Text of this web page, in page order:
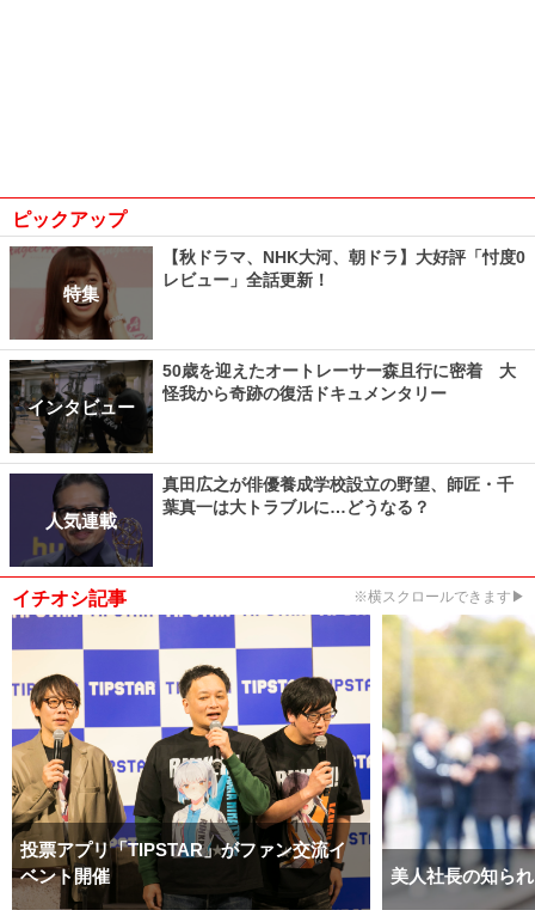
ピックアップ
特集
【秋ドラマ、NHK大河、朝ドラ】大好評「忖度0
レビュー」全話更新！
インタビュー
50歳を迎えたオートレーサー森且行に密着 大
怪我から奇跡の復活ドキュメンタリー
人気連載
真田広之が俳優養成学校設立の野望、師匠・千
葉真一は大トラブルに…どうなる？
イチオシ記事 ※横スクロールできます▶
投票アプリ「TIPSTAR」がファン交流イ
ベント開催
美人社長の知ら